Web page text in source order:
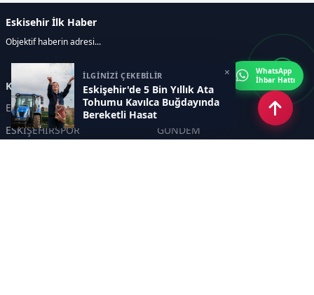
İLGİNİZİ ÇEKEBİLİR
Eskişehir'de 5 Bin Yıllık Ata
Tohumu Kavılca Buğdayında
Bereketli Hasat
×
Eskisehir İlk Haber
Objektif haberin adresi...
Kategoriler
ESKİŞEHİR
GENEL
ESKİŞEHİRSPOR
GÜNDEM
WhatsApp
İhbar Hattı